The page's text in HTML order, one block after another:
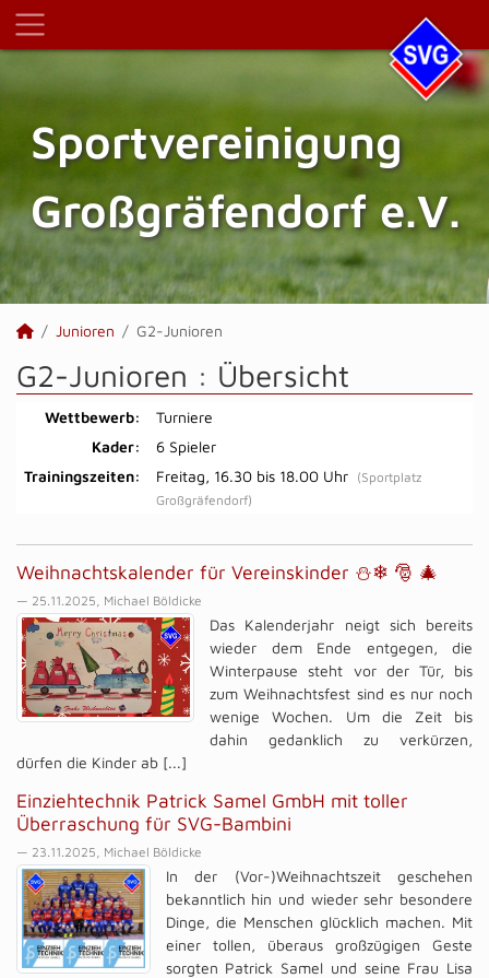
Sportvereinigung
Großgräfendorf e.V.
Junioren G2-Junioren
G2-Junioren : Übersicht
Wettbewerb:
Turniere
Kader:
6 Spieler
Trainingszeiten:
Freitag, 16.30 bis 18.00 Uhr
(Sportplatz
Großgräfendorf)
Weihnachtskalender für Vereinskinder ⛄❄ 🎅 🎄
— 25.11.2025, Michael Böldicke
Das Kalenderjahr neigt sich bereits
wieder dem Ende entgegen, die
Winterpause steht vor der Tür, bis
zum Weihnachtsfest sind es nur noch
wenige Wochen. Um die Zeit bis
dahin gedanklich zu verkürzen,
dürfen die Kinder ab [...]
Einziehtechnik Patrick Samel GmbH mit toller
Überraschung für SVG-Bambini
— 23.11.2025, Michael Böldicke
In der (Vor-)Weihnachtszeit geschehen
bekanntlich hin und wieder sehr besondere
Dinge, die Menschen glücklich machen. Mit
einer tollen, überaus großzügigen Geste
sorgten Patrick Samel und seine Frau Lisa